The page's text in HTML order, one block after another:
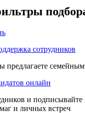
сотрудников
предлагаете
онлайн
и подписывайте
и личных встреч